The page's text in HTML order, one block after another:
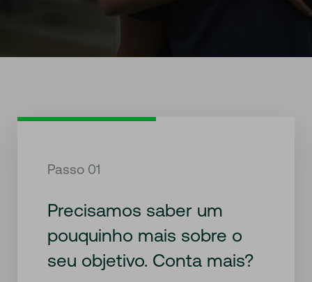
Passo 01
Precisamos saber um
pouquinho mais sobre o
seu objetivo. Conta mais?